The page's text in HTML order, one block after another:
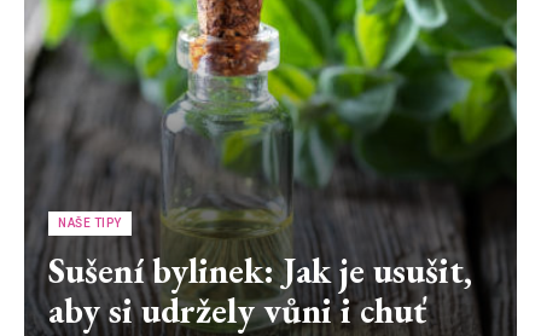
NAŠE TIPY
Sušení bylinek: Jak je usušit,
aby si udržely vůni i chuť